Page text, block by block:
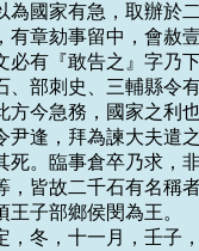
為國家有急，取辦於
有章劾事留中，會赦
必有『敢告之』字乃
、部刺史、三輔縣令
方今急務，國家之利
尹逢，拜為諫大夫遣
死。臨事倉卒乃求，
，皆故二千石有名稱
王子部鄉侯閔為王。
定，冬，十一月，壬